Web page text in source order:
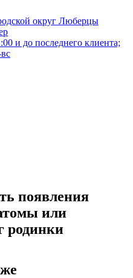
округ Люберцы
и до последнего клиента;
появления
или
родинки